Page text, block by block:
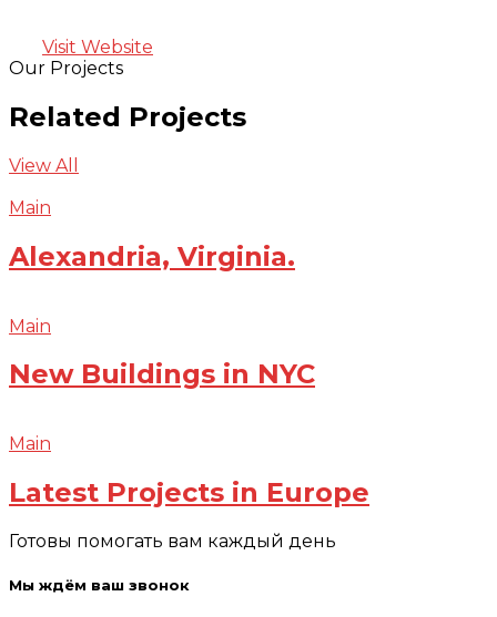
Visit Website
Our Projects
Related Projects
View All
Main
Alexandria, Virginia.
Main
New Buildings in NYC
Main
Latest Projects in Europe
Готовы помогать вам каждый день
Мы ждём ваш звонок